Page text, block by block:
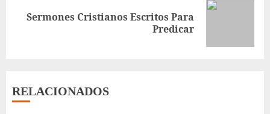
Siguiente
Sermones Cristianos Escritos Para
Predicar
RELACIONADOS